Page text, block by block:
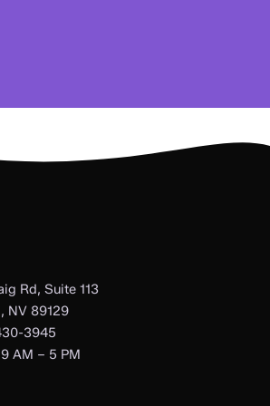
Rd, Suite 113
NV 89129
3945
AM – 5 PM